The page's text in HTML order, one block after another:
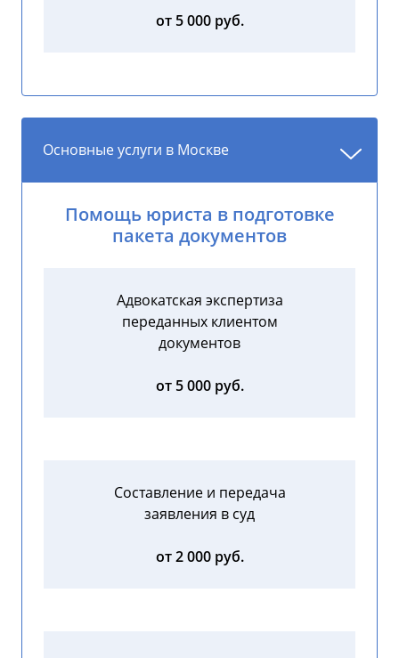
от 5 000 руб.
Основные услуги в Москве
Помощь юриста в подготовке
пакета документов
Адвокатская экспертиза
переданных клиентом
документов
от 5 000 руб.
Составление и передача
заявления в суд
от 2 000 руб.